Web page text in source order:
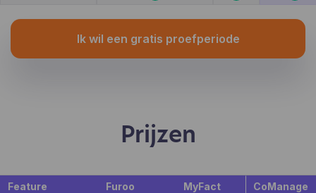
Ik wil een gratis proefperiode
Prijzen
Feature Furoo MyFact CoManage